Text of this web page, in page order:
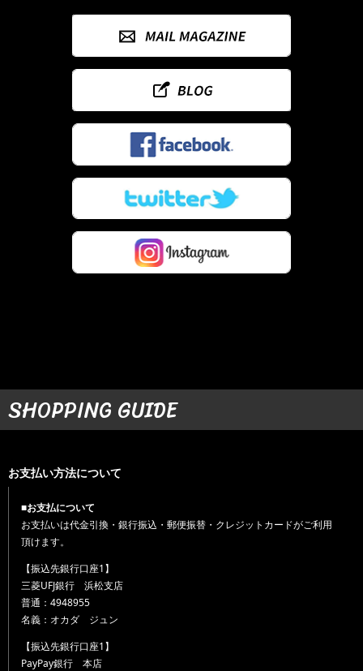
SHOPPING GUIDE
お支払い方法について
■お支払について
お支払いは代金引換・銀行振込・郵便振替・クレジットカードがご利用
頂けます。
【振込先銀行口座1】
三菱UFJ銀行 浜松支店
普通：4948955
名義：オカダ ジュン
【振込先銀行口座1】
PayPay銀行 本店